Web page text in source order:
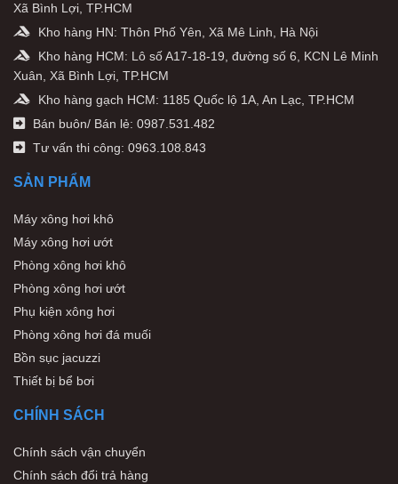
Xã Bình Lợi, TP.HCM
Kho hàng HN: Thôn Phố Yên, Xã Mê Linh, Hà Nội
Kho hàng HCM: Lô số A17-18-19, đường số 6, KCN Lê Minh
Xuân, Xã Bình Lợi, TP.HCM
Kho hàng gạch HCM: 1185 Quốc lộ 1A, An Lạc, TP.HCM
Bán buôn/ Bán lẻ: 0987.531.482
Tư vấn thi công: 0963.108.843
SẢN PHẨM
Máy xông hơi khô
Máy xông hơi ướt
Phòng xông hơi khô
Phòng xông hơi ướt
Phụ kiện xông hơi
Phòng xông hơi đá muối
Bồn sục jacuzzi
Thiết bị bể bơi
CHÍNH SÁCH
Chính sách vận chuyển
Chính sách đổi trả hàng